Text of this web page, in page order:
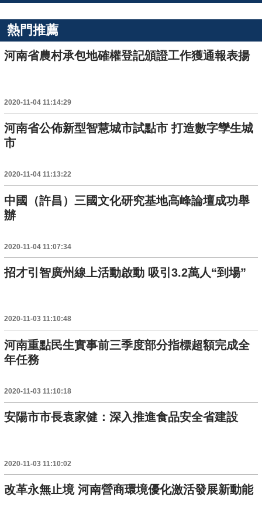
熱門推薦
河南省農村承包地確權登記頒證工作獲通報表揚
2020-11-04 11:14:29
河南省公佈新型智慧城市試點市 打造數字孿生城
市
2020-11-04 11:13:22
中國（許昌）三國文化研究基地高峰論壇成功舉
辦
2020-11-04 11:07:34
招才引智廣州線上活動啟動 吸引3.2萬人“到場”
2020-11-03 11:10:48
河南重點民生實事前三季度部分指標超額完成全
年任務
2020-11-03 11:10:18
安陽市市長袁家健：深入推進食品安全省建設
2020-11-03 11:10:02
改革永無止境 河南營商環境優化激活發展新動能